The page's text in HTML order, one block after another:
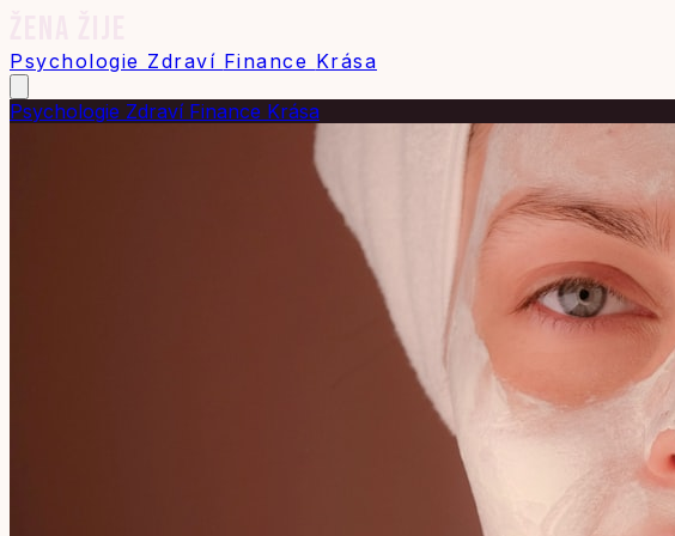
Psychologie Zdraví Finance Krása
Psychologie Zdraví Finance Krása